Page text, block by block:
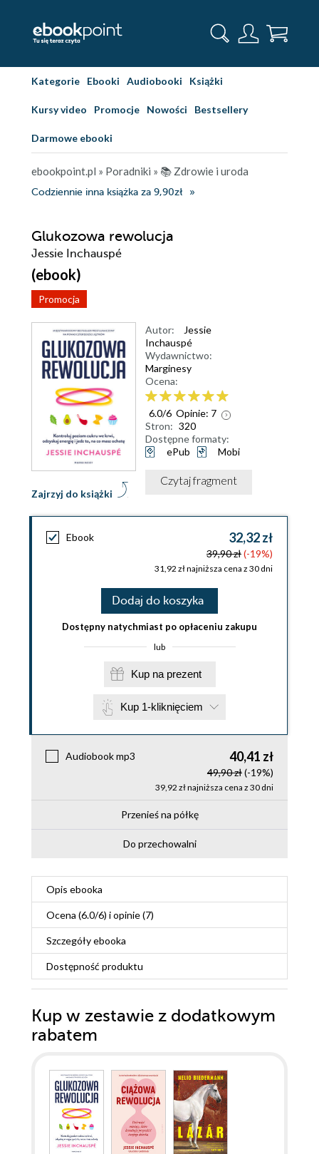
Kategorie Ebooki Audiobooki Książki
Kursy video Promocje Nowości Bestsellery
Darmowe ebooki
ebookpoint.pl » Poradniki » 📚 Zdrowie i uroda
Codziennie inna książka za 9,90zł
Glukozowa rewolucja
Jessie Inchauspé
(ebook)
Promocja
Zajrzyj do książki
Autor:
Jessie
Inchauspé
Wydawnictwo:
Marginesy
Ocena:
6.0/6 Opinie: 7
Stron: 320
Dostępne formaty:
ePub
Mobi
Czytaj fragment
Ebook 32,32 zł
39,90 zł(-19%)
31,92 zł najniższa cena z 30 dni
Dodaj do koszyka
Dostępny natychmiast po opłaceniu zakupu
lub
Kup na prezent
Kup 1-kliknięciem
Audiobook mp3 40,41 zł
49,90 zł(-19%)
39,92 zł najniższa cena z 30 dni
Przenieś na półkę
Do przechowalni
Opis ebooka
Ocena (6.0/6) i opinie (7)
Szczegółyebooka
Dostępność produktu
Kup w zestawie z dodatkowym
rabatem